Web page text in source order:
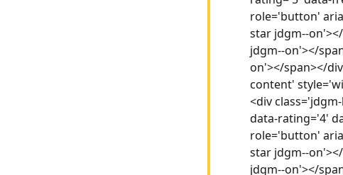
role='button'
star jdgm--
jdgm--on'></
on'></span></
content'
<div
data-rating='4'
role='button'
star jdgm--
jdgm--on'></